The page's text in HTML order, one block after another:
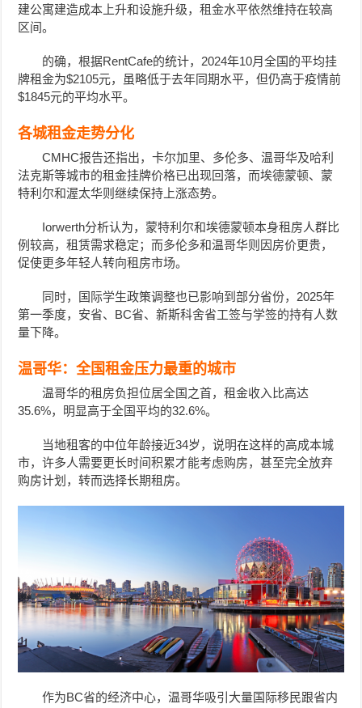
建公寓建造成本上升和设施升级，租金水平依然维持在较高
区间。
的确，根据RentCafe的统计，2024年10月全国的平均挂
牌租金为$2105元，虽略低于去年同期水平，但仍高于疫情前
$1845元的平均水平。
各城租金走势分化
CMHC报告还指出，卡尔加里、多伦多、温哥华及哈利
法克斯等城市的租金挂牌价格已出现回落，而埃德蒙顿、蒙
特利尔和渥太华则继续保持上涨态势。
Iorwerth分析认为，蒙特利尔和埃德蒙顿本身租房人群比
例较高，租赁需求稳定；而多伦多和温哥华则因房价更贵，
促使更多年轻人转向租房市场。
同时，国际学生政策调整也已影响到部分省份，2025年
第一季度，安省、BC省、新斯科舍省工签与学签的持有人数
量下降。
温哥华：全国租金压力最重的城市
温哥华的租房负担位居全国之首，租金收入比高达
35.6%，明显高于全国平均的32.6%。
当地租客的中位年龄接近34岁，说明在这样的高成本城
市，许多人需要更长时间积累才能考虑购房，甚至完全放弃
购房计划，转而选择长期租房。
作为BC省的经济中心，温哥华吸引大量国际移民跟省内